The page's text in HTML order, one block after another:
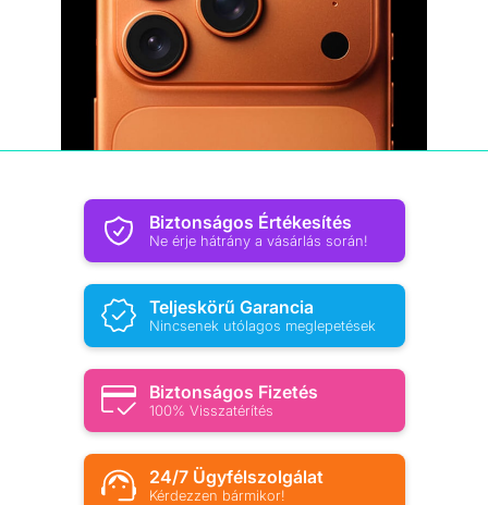
Biztonságos Értékesítés
Ne érje hátrány a vásárlás során!
Teljeskörű Garancia
Nincsenek utólagos meglepetések
Biztonságos Fizetés
100% Visszatérítés
24/7 Ügyfélszolgálat
Kérdezzen bármikor!